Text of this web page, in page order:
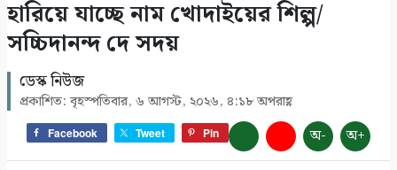
উদ্বোধন
৯
সাতক্ষীরায় গহনা ছিনতাইকালে দুর্বৃত্তের ইটের আঘাতে
নারী নিহত
১০
হারিয়ে যাচ্ছে নাম খোদাইয়ের শিল্প/
সচ্চিদানন্দ দে সদয়
ডেস্ক নিউজ
প্রকাশিত: বৃহস্পতিবার, ৬ আগস্ট, ২০২৬, ৪:১৮ অপরাহ্ণ
Facebook Tweet Pin অ- অ+